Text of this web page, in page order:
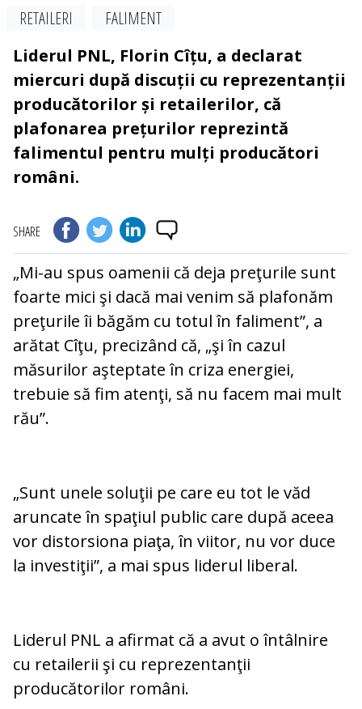
RETAILERI
FALIMENT
Liderul PNL, Florin Cîțu, a declarat
miercuri după discuții cu reprezentanții
producătorilor și retailerilor, că
plafonarea prețurilor reprezintă
falimentul pentru mulți producători
români.
SHARE
„Mi-au spus oamenii că deja preţurile sunt
foarte mici şi dacă mai venim să plafonăm
preţurile îi băgăm cu totul în faliment”, a
arătat Cîţu, precizând că, „şi în cazul
măsurilor aşteptate în criza energiei,
trebuie să fim atenţi, să nu facem mai mult
rău”.
„Sunt unele soluţii pe care eu tot le văd
aruncate în spaţiul public care după aceea
vor distorsiona piaţa, în viitor, nu vor duce
la investiţii”, a mai spus liderul liberal.
Liderul PNL a afirmat că a avut o întâlnire
cu retailerii şi cu reprezentanţii
producătorilor români.